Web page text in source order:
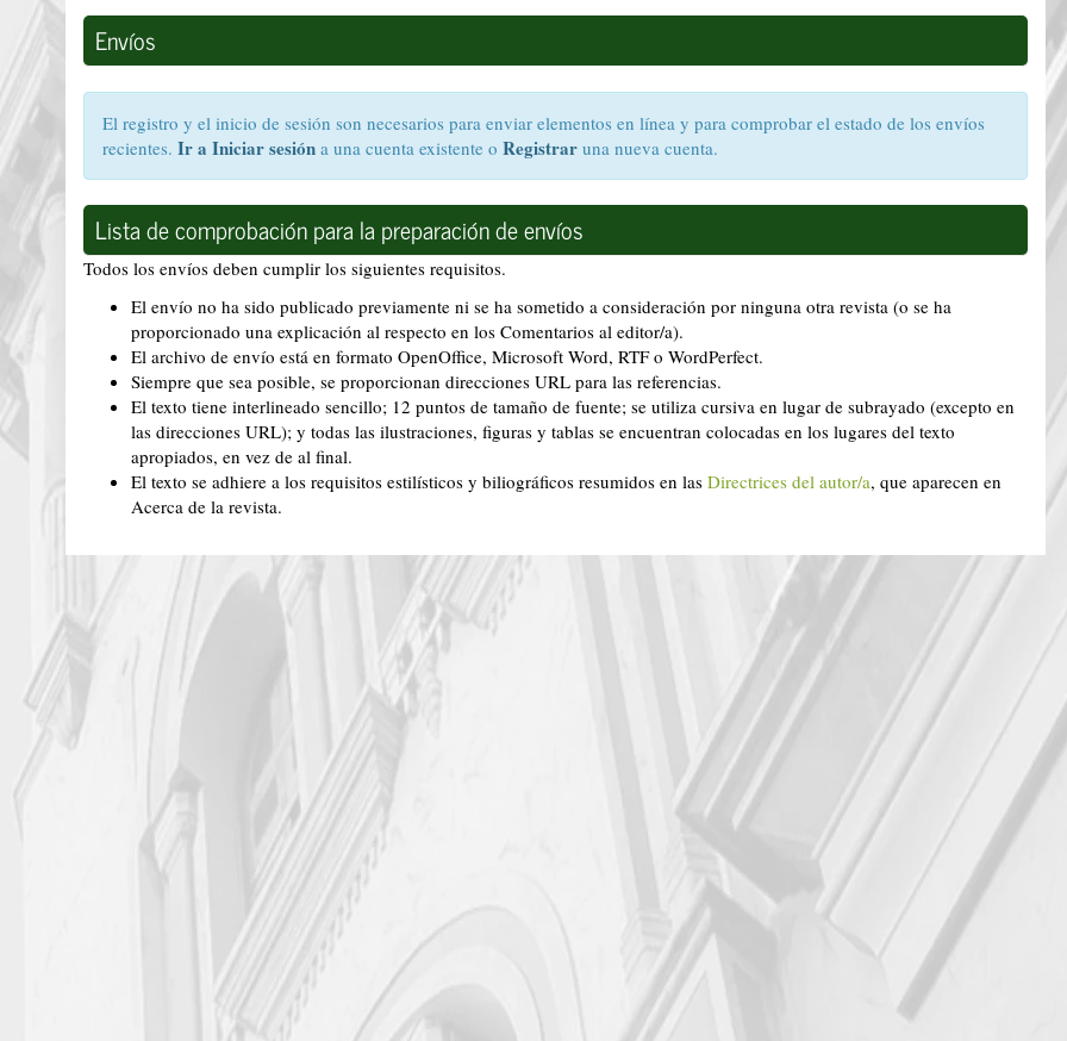
Envíos
El registro y el inicio de sesión son necesarios para enviar elementos en línea y para comprobar el estado de los envíos
recientes. Ir a Iniciar sesión a una cuenta existente o Registrar una nueva cuenta.
Lista de comprobación para la preparación de envíos
Todos los envíos deben cumplir los siguientes requisitos.
El envío no ha sido publicado previamente ni se ha sometido a consideración por ninguna otra revista (o se ha
proporcionado una explicación al respecto en los Comentarios al editor/a).
El archivo de envío está en formato OpenOffice, Microsoft Word, RTF o WordPerfect.
Siempre que sea posible, se proporcionan direcciones URL para las referencias.
El texto tiene interlineado sencillo; 12 puntos de tamaño de fuente; se utiliza cursiva en lugar de subrayado (excepto en
las direcciones URL); y todas las ilustraciones, figuras y tablas se encuentran colocadas en los lugares del texto
apropiados, en vez de al final.
El texto se adhiere a los requisitos estilísticos y biliográficos resumidos en las Directrices del autor/a, que aparecen en
Acerca de la revista.